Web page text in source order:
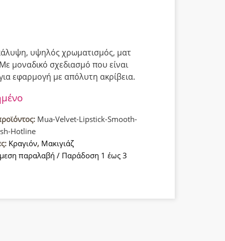
υψηλός χρωματισμός, ματ
μοναδικό σχεδιασμό που είναι
εφαρμογή με απόλυτη ακρίβεια.
Mua-Velvet-Lipstick-Smooth-
Hotline
Κραγιόν, Μακιγιάζ
παραλαβή / Παράδοση 1 έως 3